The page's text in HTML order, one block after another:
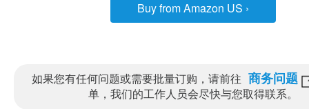
Buy from Amazon US ›
如果您有任何问题或需要批量订购，请前往 商务问题
单，我们的工作人员会尽快与您取得联系。